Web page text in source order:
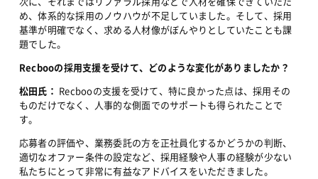
め、体系的な採用のノウハウが不足していました。そして、採用
基準が明確でなく、求める人材像がぼんやりとしていたことも課
題でした。
Recbooの採用支援を受けて、どのような変化がありましたか？
松田氏： Recbooの支援を受けて、特に良かった点は、採用その
ものだけでなく、人事的な側面でのサポートも得られたことで
す。
応募者の評価や、業務委託の方を正社員化するかどうかの判断、
適切なオファー条件の設定など、採用経験や人事の経験が少ない
私たちにとって非常に有益なアドバイスをいただきました。